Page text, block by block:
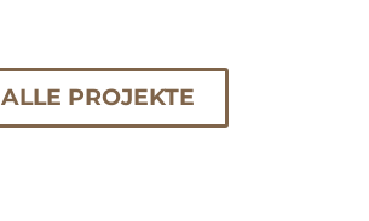
ALLE PROJEKTE